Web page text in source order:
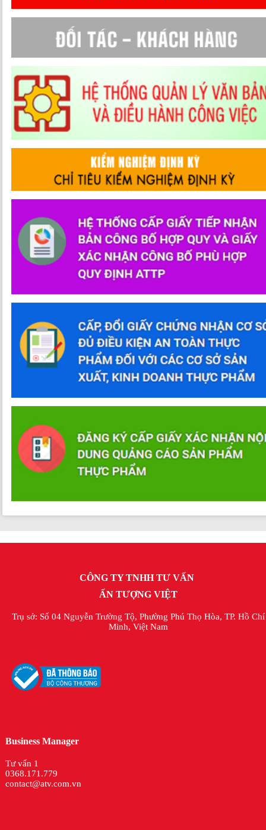
CÔNG TY TNHH TƯ VẤN
ẤN TƯỢNG VIỆT
Trụ sở: Số 04 Nguyễn Trường Tộ, Phường Phú Thọ Hòa, TP. Hồ Chí
Minh, Việt Nam
Business Manager
Tư vấn 1
0368.171.779
contact@atv.com.vn